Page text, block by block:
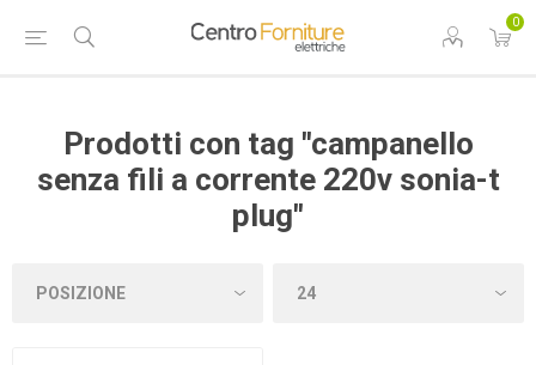
0
Prodotti con tag "campanello
senza fili a corrente 220v sonia-t
plug"